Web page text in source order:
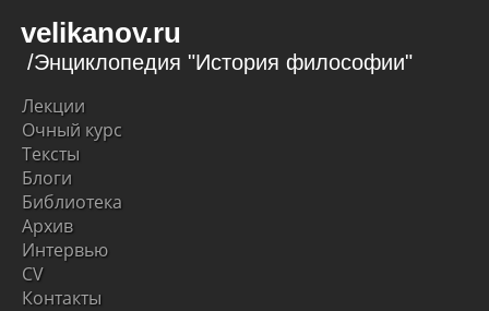
velikanov.ru
/Энциклопедия "История философии"
Лекции
Очный курс
Тексты
Блоги
Библиотека
Архив
Интервью
CV
Контакты